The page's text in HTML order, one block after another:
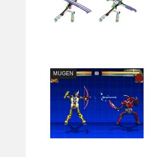
MUGEN